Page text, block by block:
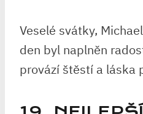
Veselé svátky,
den byl naplněn
provází štěstí a láska